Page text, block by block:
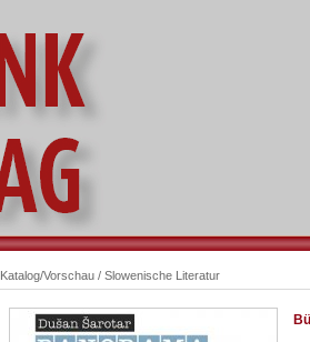
Katalog/Vorschau / Slowenische Literatur